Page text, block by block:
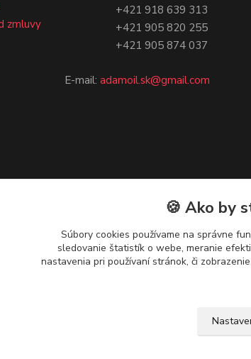
zmluvy
+421 918 639 313
+421 905 820 255
+421 905 874 037
E-mail: adamoil.sk@gmail.com
🍪 Ako by
Súbory cookies používame na správne
sledovanie štatistík o webe, meranie
nastavenia pri používaní stránok, či